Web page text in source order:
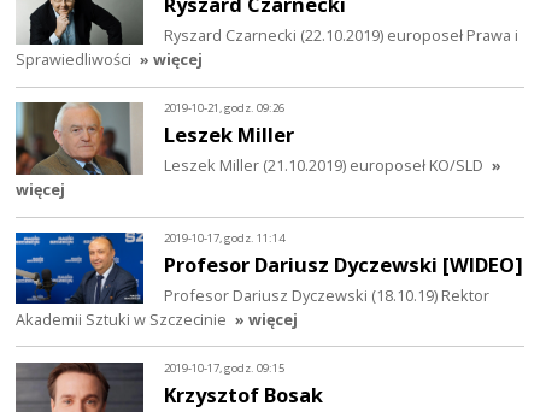
Ryszard Czarnecki (22.10.2019) europoseł Prawa i
Sprawiedliwości » więcej
2019-10-21, godz. 09:26
Leszek Miller
Leszek Miller (21.10.2019) europoseł KO/SLD »
więcej
2019-10-17, godz. 11:14
Profesor Dariusz Dyczewski [WIDEO]
Profesor Dariusz Dyczewski (18.10.19) Rektor
Akademii Sztuki w Szczecinie » więcej
2019-10-17, godz. 09:15
Krzysztof Bosak